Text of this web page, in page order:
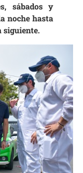
sábados y
noche hasta
siguiente.